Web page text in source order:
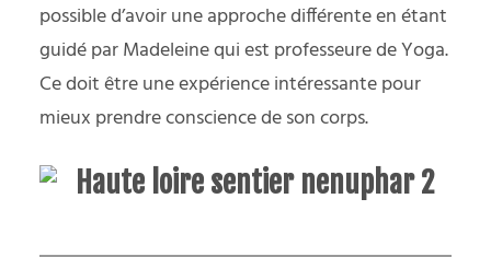
possible d’avoir une approche différente en étant
guidé par Madeleine qui est professeure de Yoga.
Ce doit être une expérience intéressante pour
mieux prendre conscience de son corps.